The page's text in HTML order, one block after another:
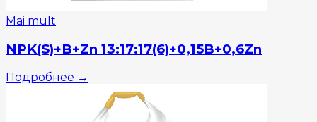
Mai mult
NPK(S)+B+Zn 13:17:17(6)+0,15B+0,6Zn
Подробнее →